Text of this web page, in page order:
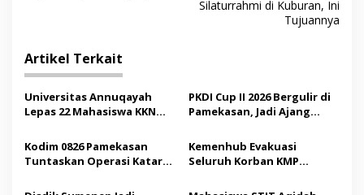
i
g
a
s
i
p
o
Silaturrahmi di Kuburan, Ini
Tujuannya
Artikel Terkait
Universitas Annuqayah
Lepas 22 Mahasiswa KKN
Saudi
PKDI Cup II 2026 Bergulir di
Pamekasan, Jadi Ajang
Madura
Kodim 0826 Pamekasan
Tuntaskan Operasi Katarak
Tindakan Medis
Kemenhub Evakuasi
Seluruh Korban KMP
Operator Diaudit